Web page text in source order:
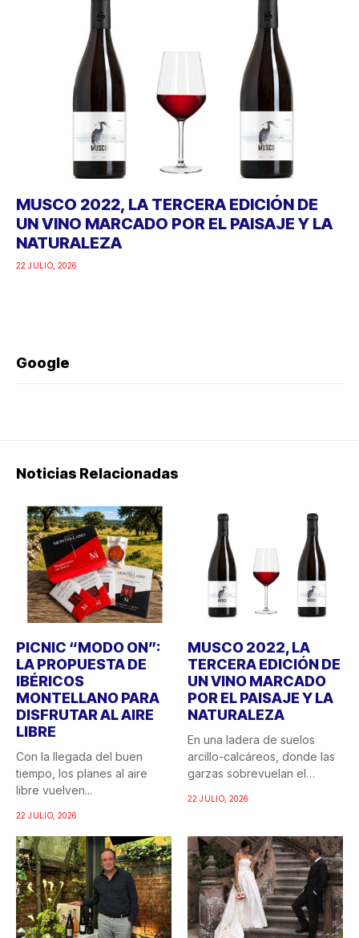
MUSCO 2022, LA TERCERA EDICIÓN DE
UN VINO MARCADO POR EL PAISAJE Y LA
NATURALEZA
22 JULIO, 2026
Google
Noticias Relacionadas
PICNIC “MODO ON”:
LA PROPUESTA DE
IBÉRICOS
MONTELLANO PARA
DISFRUTAR AL AIRE
LIBRE
Con la llegada del buen
tiempo, los planes al aire
libre vuelven...
22 JULIO, 2026
MUSCO 2022, LA
TERCERA EDICIÓN DE
UN VINO MARCADO
POR EL PAISAJE Y LA
NATURALEZA
En una ladera de suelos
arcillo-calcáreos, donde las
garzas sobrevuelan el
22 JULIO, 2026